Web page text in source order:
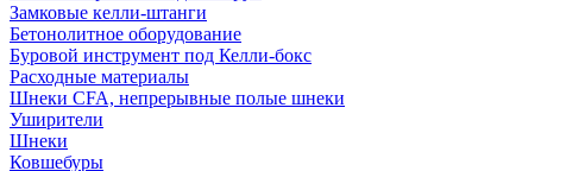
Замковые келли-штанги
Бетонолитное оборудование
Буровой инструмент под Келли-бокс
Расходные материалы
Шнеки CFA, непрерывные полые шнеки
Уширители
Шнеки
Ковшебуры